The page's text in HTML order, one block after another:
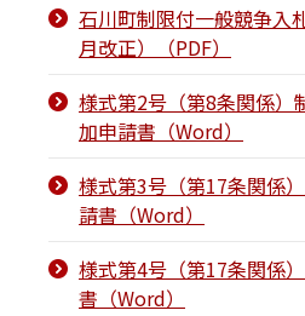
石川町制限付一般競争入
月改正）（PDF）
様式第2号（第8条関係）
加申請書（Word）
様式第3号（第17条関係
請書（Word）
様式第4号（第17条関係
書（Word）